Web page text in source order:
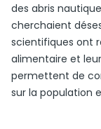
des abris
cherchaient
scientifiques ont
alimentaire et
permettent de
sur la population